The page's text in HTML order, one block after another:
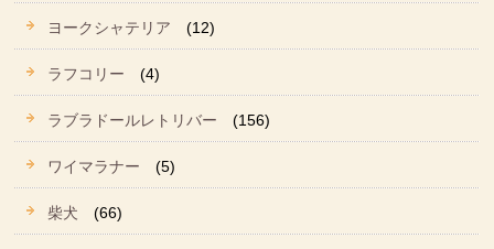
ヨークシャテリア (12)
ラフコリー (4)
ラブラドールレトリバー (156)
ワイマラナー (5)
柴犬 (66)